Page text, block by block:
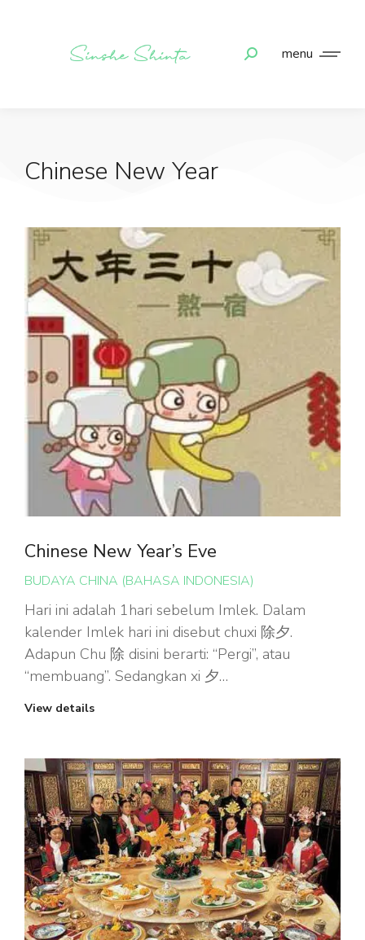
menu
Chinese New Year
Chinese New Year’s Eve
BUDAYA CHINA (BAHASA INDONESIA)
Hari ini adalah 1hari sebelum Imlek. Dalam
kalender Imlek hari ini disebut chuxi 除夕.
Adapun Chu 除 disini berarti: “Pergi”, atau
“membuang”. Sedangkan xi 夕…
View details